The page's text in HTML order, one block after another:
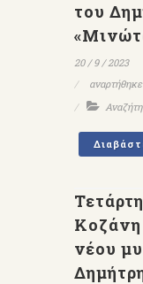
του
20 / 9 / 2023
Κοζάνη
νέου